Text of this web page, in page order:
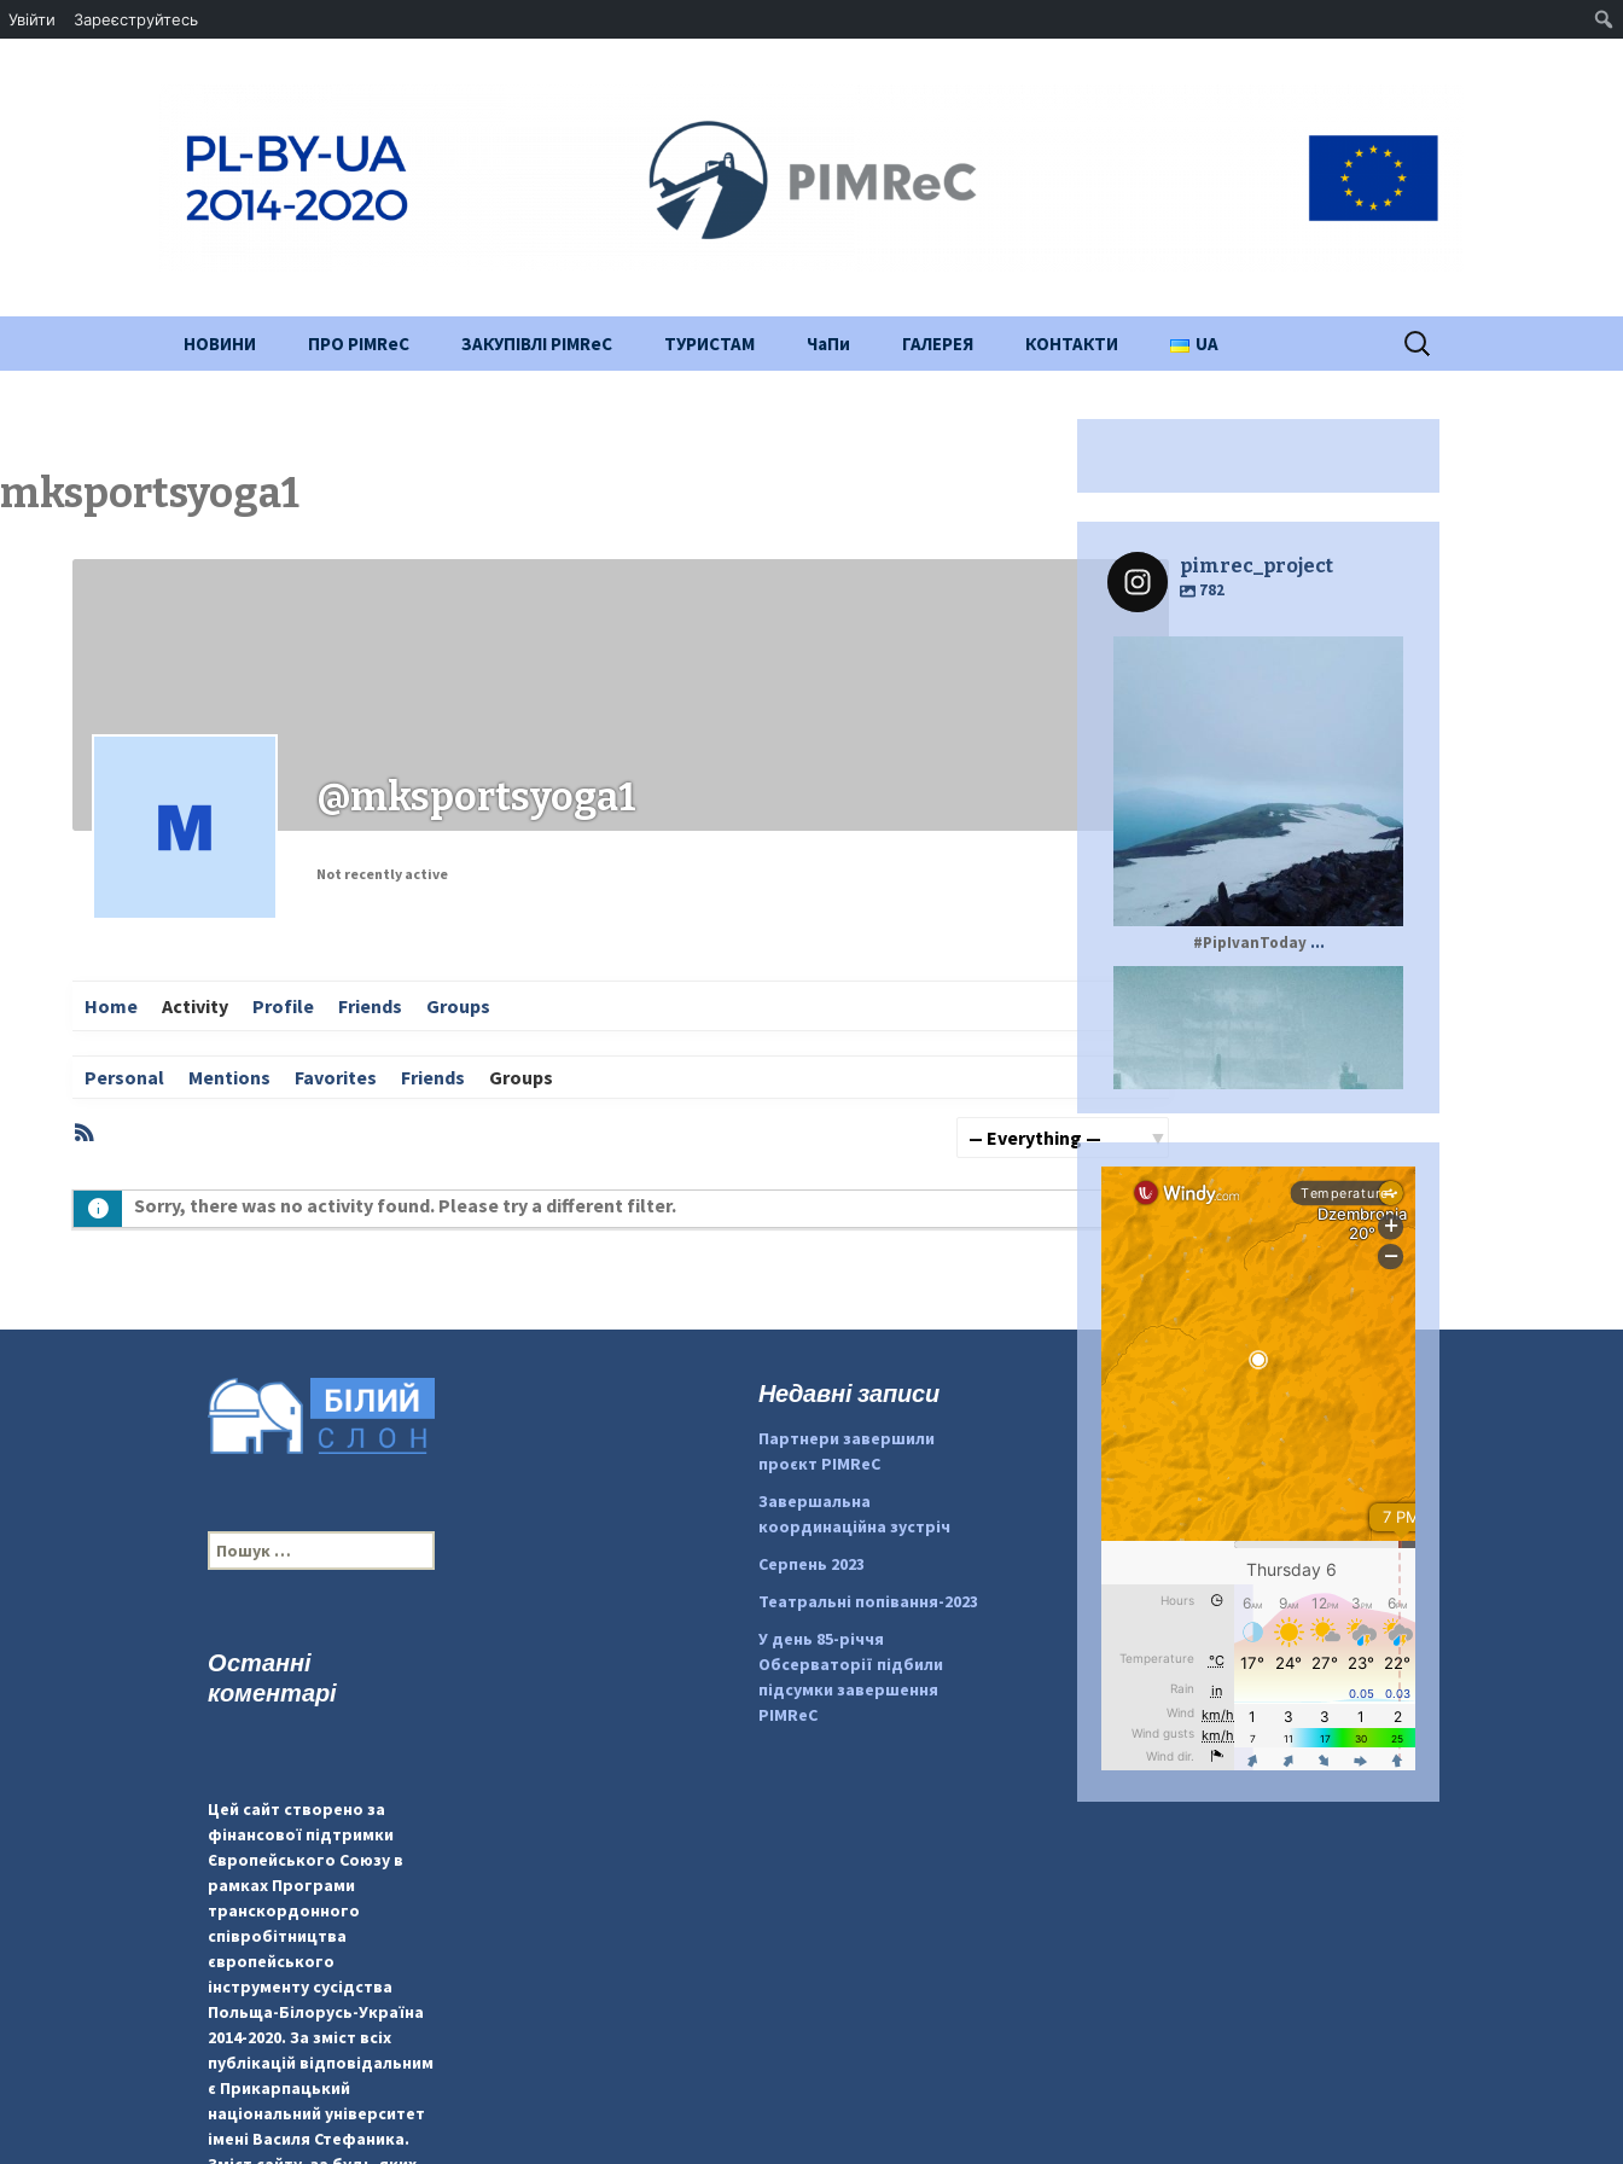
НОВИНИ ПРО PIMReC
Заходи
ЗАКУПІВЛІ PIMReC ТУРИСТАМ ЧаПи ГАЛЕРЕЯ КОНТАКТИ UA Пошук:
mksportsyoga1
@mksportsyoga1
Not recently active
Home Activity Profile Friends Groups
Personal Mentions Favorites Friends Groups
Activities
RSS
Sorry, there was no activity found. Please try a different filter.
pimrec_project
782
#PipIvanToday ...
#PipIvanToday...
pimrec_project
#PipIvanToday...
pimrec_project
П
о
:
Недавні записи
Партнери завершили
проєкт PIMReC
Завершальна
координаційна зустріч
Серпень 2023
Театральні попівання-2023
У день 85-річчя
Обсерваторії підбили
підсумки завершення
PIMReC
Останні
коментарі
Цей сайт створено за
фінансової підтримки
Європейського Союзу в
рамках Програми
транскордонного
співробітництва
європейського
інструменту сусідства
Польща-Білорусь-Україна
2014-2020. За зміст всіх
публікацій відповідальним
є Прикарпацький
національний університет
імені Василя Стефаника.
Увійти Зареєструйтесь